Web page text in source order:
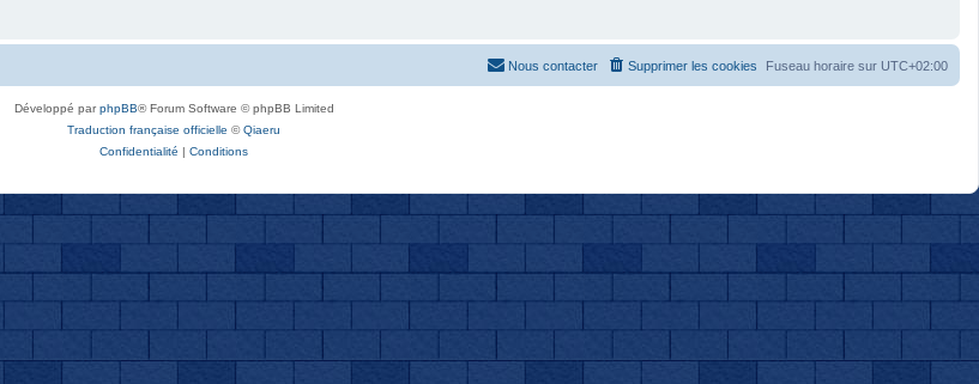
Fuseau horaire sur UTC+02:00
Supprimer les cookies
Nous contacter
Développé parphpBB® Forum Software © phpBB Limited
Traduction française officielle ©Qiaeru
Confidentialité | Conditions